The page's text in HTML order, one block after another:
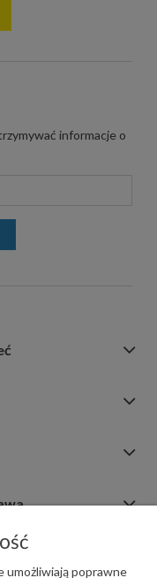
informacje o
umożliwiają poprawne